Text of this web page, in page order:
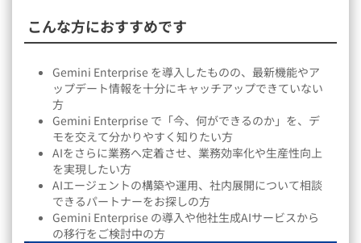
こんな方におすすめです
Gemini Enterprise を導入したものの、最新機能やア
ップデート情報を十分にキャッチアップできていない
方
Gemini Enterprise で「今、何ができるのか」を、デ
モを交えて分かりやすく知りたい方
AIをさらに業務へ定着させ、業務効率化や生産性向上
を実現したい方
AIエージェントの構築や運用、社内展開について相談
できるパートナーをお探しの方
Gemini Enterprise の導入や他社生成AIサービスから
の移行をご検討中の方